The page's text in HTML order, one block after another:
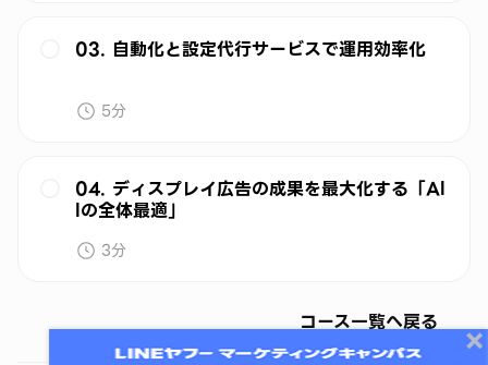
03. 自動化と設定代行サービスで運用効率化
5分
04. ディスプレイ広告の成果を最大化する「Al
lの全体最適」
3分
コース一覧へ戻る